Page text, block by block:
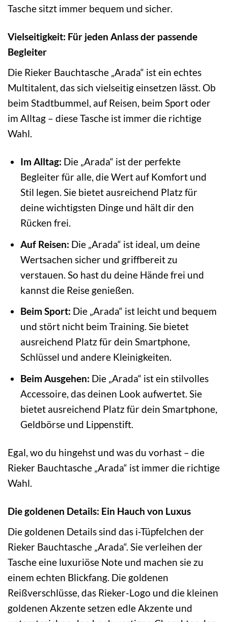
Tasche sitzt immer bequem und sicher.
Vielseitigkeit: Für jeden Anlass der passende
Begleiter
Die Rieker Bauchtasche „Arada“ ist ein echtes
Multitalent, das sich vielseitig einsetzen lässt. Ob
beim Stadtbummel, auf Reisen, beim Sport oder
im Alltag – diese Tasche ist immer die richtige
Wahl.
Im Alltag: Die „Arada“ ist der perfekte
Begleiter für alle, die Wert auf Komfort und
Stil legen. Sie bietet ausreichend Platz für
deine wichtigsten Dinge und hält dir den
Rücken frei.
Auf Reisen: Die „Arada“ ist ideal, um deine
Wertsachen sicher und griffbereit zu
verstauen. So hast du deine Hände frei und
kannst die Reise genießen.
Beim Sport: Die „Arada“ ist leicht und bequem
und stört nicht beim Training. Sie bietet
ausreichend Platz für dein Smartphone,
Schlüssel und andere Kleinigkeiten.
Beim Ausgehen: Die „Arada“ ist ein stilvolles
Accessoire, das deinen Look aufwertet. Sie
bietet ausreichend Platz für dein Smartphone,
Geldbörse und Lippenstift.
Egal, wo du hingehst und was du vorhast – die
Rieker Bauchtasche „Arada“ ist immer die richtige
Wahl.
Die goldenen Details: Ein Hauch von Luxus
Die goldenen Details sind das i-Tüpfelchen der
Rieker Bauchtasche „Arada“. Sie verleihen der
Tasche eine luxuriöse Note und machen sie zu
einem echten Blickfang. Die goldenen
Reißverschlüsse, das Rieker-Logo und die kleinen
goldenen Akzente setzen edle Akzente und